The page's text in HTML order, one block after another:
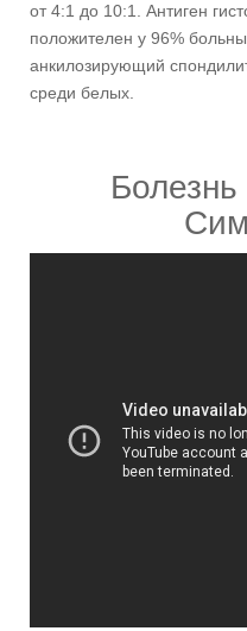
от 4:1 до 10:1. Антиген
положителен у 96%
анкилозирующий
среди белых.